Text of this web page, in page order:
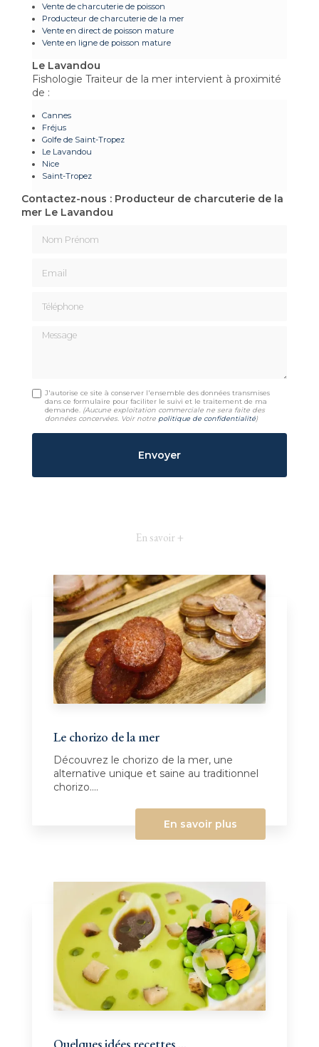
Vente de charcuterie de poisson
Producteur de charcuterie de la mer
Vente en direct de poisson mature
Vente en ligne de poisson mature
Le Lavandou
Fishologie Traiteur de la mer intervient à proximité
de :
Cannes
Fréjus
Golfe de Saint-Tropez
Le Lavandou
Nice
Saint-Tropez
Contactez-nous : Producteur de charcuterie de la
mer Le Lavandou
Message
J'autorise ce site à conserver l'ensemble des données transmises
dans ce formulaire pour faciliter le suivi et le traitement de ma
demande. (Aucune exploitation commerciale ne sera faite des
données concervées. Voir notre politique de confidentialité)
En savoir +
Le chorizo de la mer
Découvrez le chorizo de la mer, une
alternative unique et saine au traditionnel
chorizo....
En savoir plus